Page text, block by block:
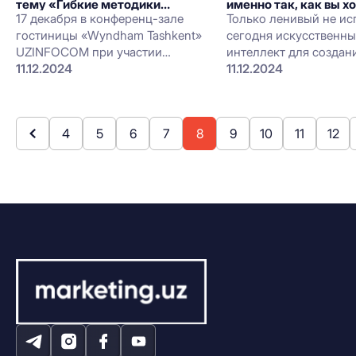
тему «Гибкие методики
управления Agile и цифровая
трансформация»
17 декабря в конференц-зале
гостиницы «Wyndham Tashkent»
UZINFOCOM при участии
экспертов из стран СНГ и
масштабную конференцию на
тему «Гибкие методики
управления Agile и цифровая
11.12.2024
именно так, как вы
Только ленивый не
сегодня
интеллект для
— текстов,
11.12.2024
4 5 6 7 8 9 10 11 12